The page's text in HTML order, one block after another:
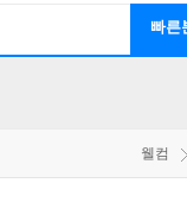
빠른
웰컴